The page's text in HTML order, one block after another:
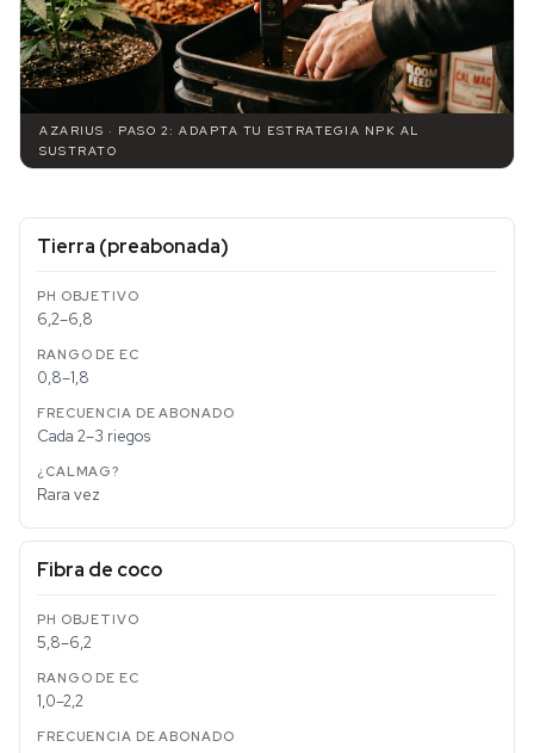
AZARIUS · PASO 2: ADAPTA TU ESTRATEGIA NPK AL
SUSTRATO
Tierra (preabonada)
6,2–6,8
0,8–1,8
Cada 2–3 riegos
Rara vez
Fibra de coco
5,8–6,2
1,0–2,2